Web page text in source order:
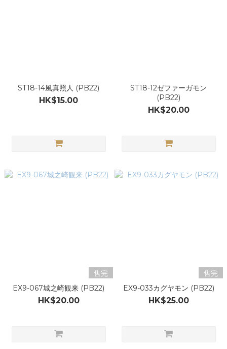
ST18-14風真照人 (PB22)
HK$15.00
ST18-12ゼファーガモン
(PB22)
HK$20.00
售完
EX9-067城之崎観来 (PB22)
HK$20.00
售完
EX9-033カグヤモン (PB22)
HK$25.00